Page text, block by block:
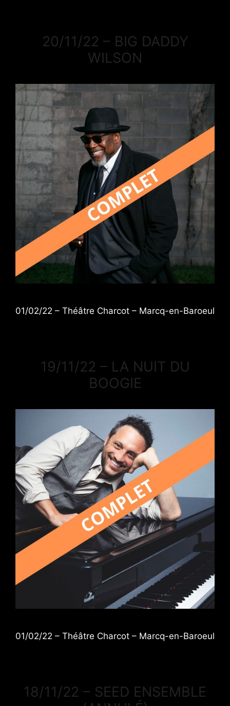
20/11/22 – BIG DADDY
WILSON
01/02/22 – Théâtre Charcot – Marcq-en-Baroeul
19/11/22 – LA NUIT DU
BOOGIE
01/02/22 – Théâtre Charcot – Marcq-en-Baroeul
18/11/22 – SEED ENSEMBLE